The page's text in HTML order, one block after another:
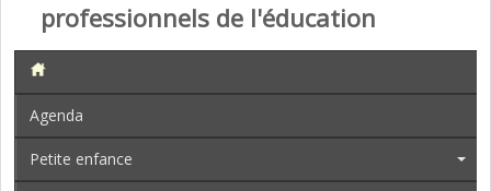
professionnels de l'éducation
Agenda
Petite enfance